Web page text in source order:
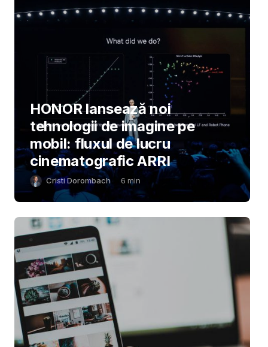
HONOR lansează noi
tehnologii de imagine pe
mobil: fluxul de lucru
cinematografic ARRI
Cristi Dorombach 6 min